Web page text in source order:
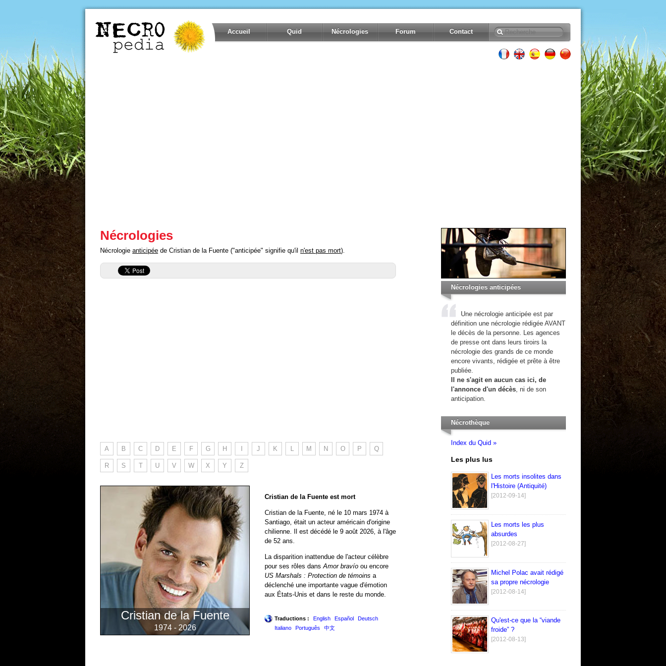
Accueil Quid Nécrologies Forum Contact
Nécrologies
Nécrologie anticipée de Cristian de la Fuente ("anticipée" signifie qu'il n'est pas mort).
A B C D E F G H J K L M N O P Q
R S T U V W X Y Z
Cristian de la Fuente
1974 - 2026
Cristian de la Fuente est mort
Cristian de la Fuente, né le 10 mars 1974 à
Santiago, était un acteur américain d'origine
chilienne. Il est décédé le 9 août 2026, à l'âge
de 52 ans.
La disparition inattendue de l'acteur célèbre
pour ses rôles dans Amor bravío ou encore
US Marshals : Protection de témoins a
déclenché une importante vague d'émotion
aux États-Unis et dans le reste du monde.
Traductions : English Español
Deutsch
Italiano
Português 中文
Nécrologies anticipées
Une nécrologie anticipée est par
définition une nécrologie rédigée AVANT
le décès de la personne. Les agences
de presse ont dans leurs tiroirs la
nécrologie des grands de ce monde
encore vivants, rédigée et prête à être
publiée.
Il ne s'agit en aucun cas ici, de
l'annonce d'un décès, ni de son
anticipation.
Nécrothèque
Index du Quid »
Les plus lus
Les morts insolites dans
l'Histoire (Antiquité)
[2012-09-14]
Les morts les plus
absurdes
[2012-08-27]
Michel Polac avait rédigé
sa propre nécrologie
[2012-08-14]
Qu'est-ce que la “viande
froide” ?
[2012-08-13]